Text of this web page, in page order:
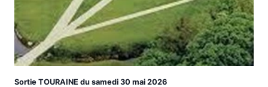
Sortie TOURAINE du samedi 30 mai 2026